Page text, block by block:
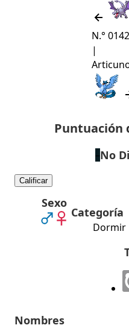
N.° 0142
|
Sexo
Categoría
Dormir
Nombres
Puntuación
–No
Calificar